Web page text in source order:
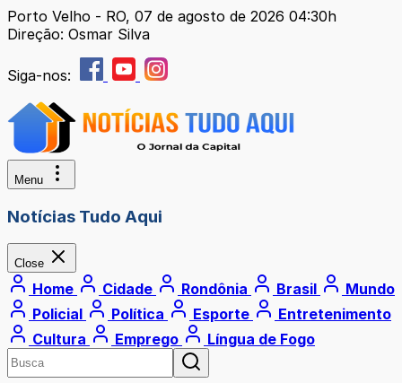
Porto Velho - RO, 07 de agosto de 2026 04:30h
Direção: Osmar Silva
Siga-nos:
Menu
Notícias Tudo Aqui
Close
Home Cidade Rondônia Brasil
Mundo
Policial
Política Esporte
Entretenimento
Cultura
Emprego Língua de Fogo